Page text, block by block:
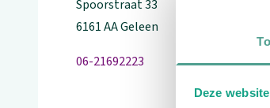
Deze
Spoorstraat33
6161 AAGeleen
06-21692223